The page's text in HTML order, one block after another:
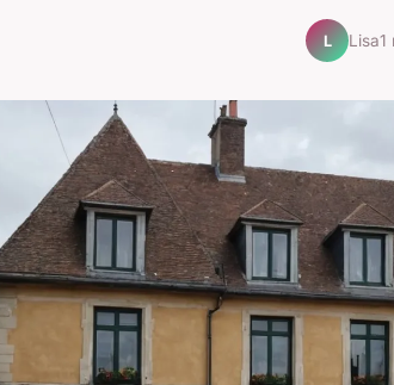
L Lisa1